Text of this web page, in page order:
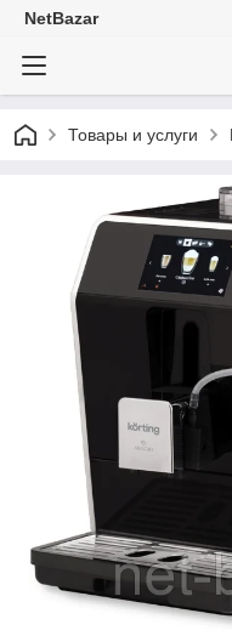
NetBazar
Товары и услуги